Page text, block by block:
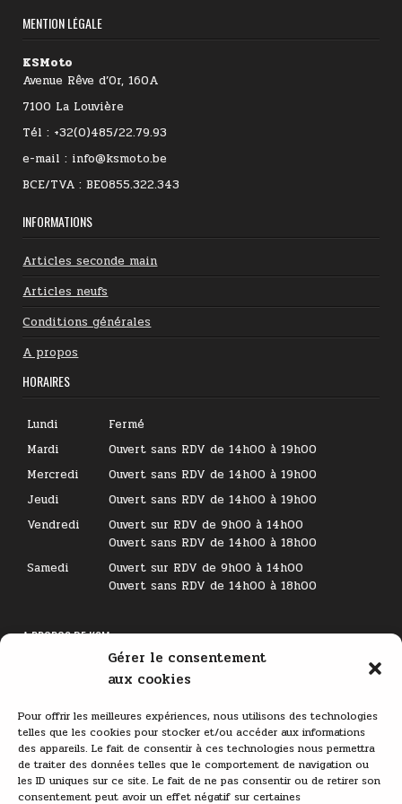
Gérer le consentement
aux cookies
Pour offrir les meilleures expériences, nous utilisons des technologies
telles que les cookies pour stocker et/ou accéder aux informations
des appareils. Le fait de consentir à ces technologies nous permettra
de traiter des données telles que le comportement de navigation ou
les ID uniques sur ce site. Le fait de ne pas consentir ou de retirer son
consentement peut avoir un effet négatif sur certaines
MENTION LÉGALE
KSMoto
Avenue Rêve d’Or, 160A
7100 La Louvière
Tél : +32(0)485/22.79.93
e-mail : info@ksmoto.be
BCE/TVA : BE0855.322.343
INFORMATIONS
Articles seconde main
Articles neufs
Conditions générales
A propos
HORAIRES
Lundi
Fermé
Mardi
Ouvert sans RDV de 14h00 à 19h00
Mercredi
Ouvert sans RDV de 14h00 à 19h00
Jeudi
Ouvert sans RDV de 14h00 à 19h00
Vendredi
Ouvert sur RDV de 9h00 à 14h00
Ouvert sans RDV de 14h00 à 18h00
Samedi
Ouvert sur RDV de 9h00 à 14h00
Ouvert sans RDV de 14h00 à 18h00
A PROPOS DE KSM